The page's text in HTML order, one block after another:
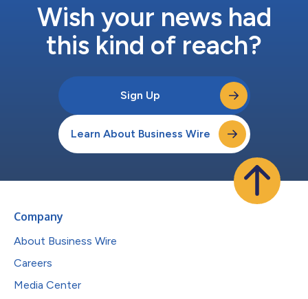
Wish your news had
this kind of reach?
Sign Up
Learn About Business Wire
Company
About Business Wire
Careers
Media Center